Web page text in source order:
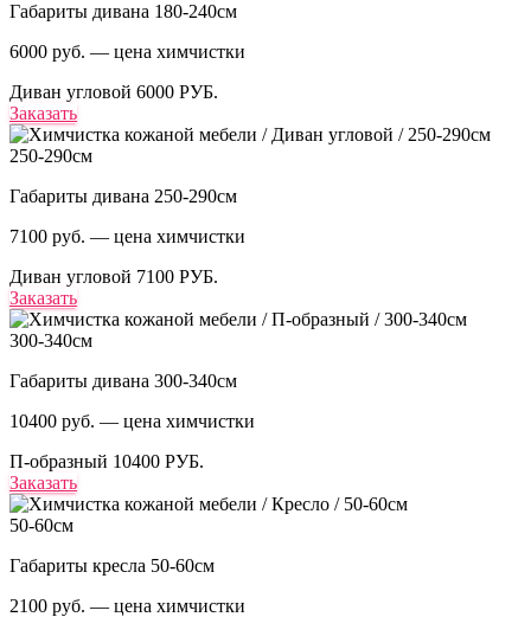
Габариты дивана 180-240см
6000 руб. — цена химчистки
Диван угловой 6000 РУБ.
Заказать
250-290см
Габариты дивана 250-290см
7100 руб. — цена химчистки
Диван угловой 7100 РУБ.
Заказать
300-340см
Габариты дивана 300-340см
10400 руб. — цена химчистки
П-образный 10400 РУБ.
Заказать
50-60см
Габариты кресла 50-60см
2100 руб. — цена химчистки